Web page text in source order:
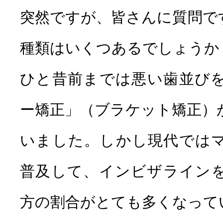
小児歯科 子供の矯
突然ですが、皆さんに質問
種類はいくつあるでしょうか
ひと昔前までは悪い歯並び
ー矯正」（ブラケット矯正
いました。しかし現代では
普及して、インビザライン
方の割合がとても多くなっ